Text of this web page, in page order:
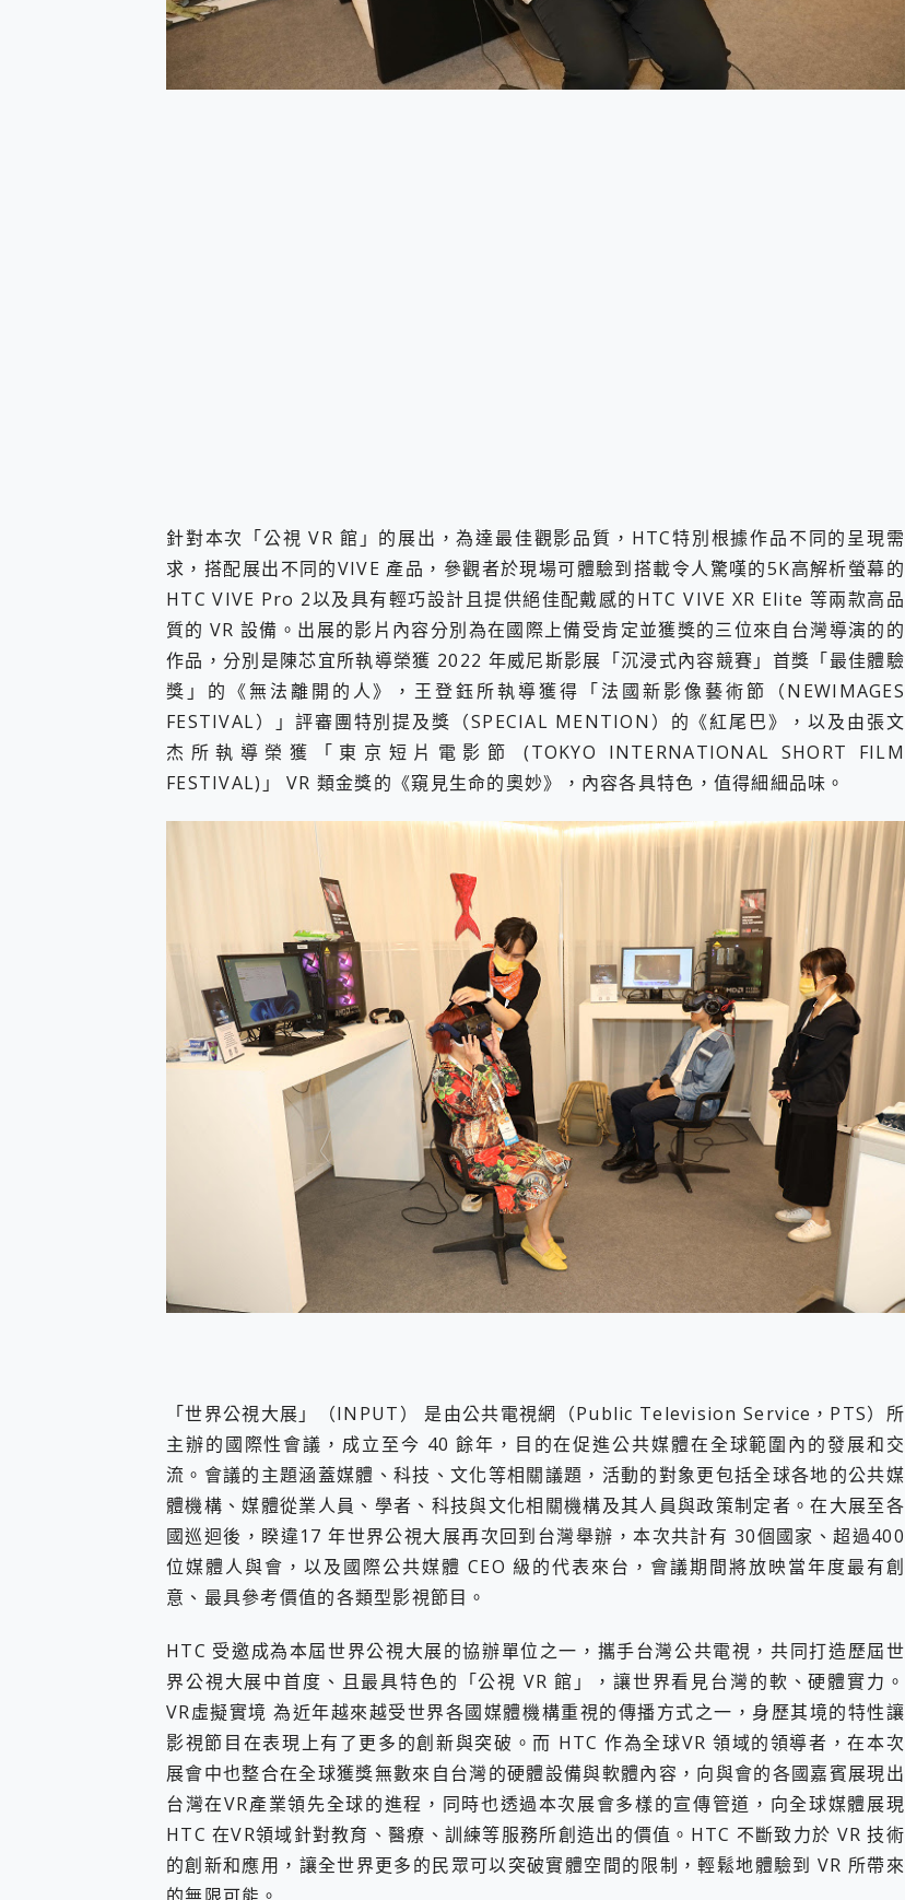
針對本次「公視 VR 館」的展出，為達最佳觀影品質，HTC特別根據作品不同的呈現需
求，搭配展出不同的VIVE 產品，參觀者於現場可體驗到搭載令人驚嘆的5K高解析螢幕的
HTC VIVE Pro 2以及具有輕巧設計且提供絕佳配戴感的HTC VIVE XR Elite 等兩款高品
質的 VR 設備。出展的影片內容分別為在國際上備受肯定並獲獎的三位來自台灣導演的的
作品，分別是陳芯宜所執導榮獲 2022 年威尼斯影展「沉浸式內容競賽」首獎「最佳體驗
獎」的《無法離開的人》，王登鈺所執導獲得「法國新影像藝術節（NEWIMAGES
FESTIVAL）」評審團特別提及獎（SPECIAL MENTION）的《紅尾巴》，以及由張文
杰所執導榮獲「東京短片電影節 (TOKYO INTERNATIONAL SHORT FILM
FESTIVAL)」 VR 類金獎的《窺見生命的奧妙》，內容各具特色，值得細細品味。
「世界公視大展」（INPUT） 是由公共電視網（Public Television Service，PTS）所
主辦的國際性會議，成立至今 40 餘年，目的在促進公共媒體在全球範圍內的發展和交
流。會議的主題涵蓋媒體、科技、文化等相關議題，活動的對象更包括全球各地的公共媒
體機構、媒體從業人員、學者、科技與文化相關機構及其人員與政策制定者。在大展至各
國巡迴後，睽違17 年世界公視大展再次回到台灣舉辦，本次共計有 30個國家、超過400
位媒體人與會，以及國際公共媒體 CEO 級的代表來台，會議期間將放映當年度最有創
意、最具參考價值的各類型影視節目。
HTC 受邀成為本屆世界公視大展的協辦單位之一，攜手台灣公共電視，共同打造歷屆世
界公視大展中首度、且最具特色的「公視 VR 館」，讓世界看見台灣的軟、硬體實力。
VR虛擬實境 為近年越來越受世界各國媒體機構重視的傳播方式之一，身歷其境的特性讓
影視節目在表現上有了更多的創新與突破。而 HTC 作為全球VR 領域的領導者，在本次
展會中也整合在全球獲獎無數來自台灣的硬體設備與軟體內容，向與會的各國嘉賓展現出
台灣在VR產業領先全球的進程，同時也透過本次展會多樣的宣傳管道，向全球媒體展現
HTC 在VR領域針對教育、醫療、訓練等服務所創造出的價值。HTC 不斷致力於 VR 技術
的創新和應用，讓全世界更多的民眾可以突破實體空間的限制，輕鬆地體驗到 VR 所帶來
的無限可能。